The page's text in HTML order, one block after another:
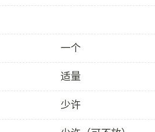
一个
适量
少许